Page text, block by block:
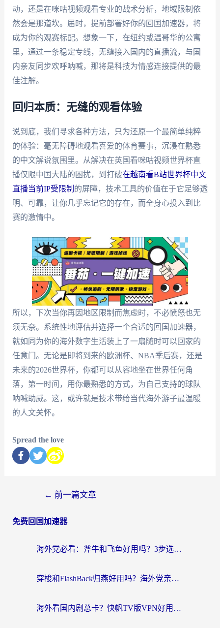
动，还是在咪咕视频观看专业的战术分析，地域限制依
然会是那道坎。届时，提前部署好你的回国加速器，将
成为你的观赛标配。想象一下，在纽约或温哥华的公寓
里，通过一条稳定专线，无缝接入国内的直播流，与国
内亲友同步欢呼呐喊，那将是科技为情感连接提供的最
佳注解。
回归本质：无缝的观看体验
说到底，我们寻求各种方法，只为还原一个最简单纯粹
的体验：毫无障碍地观看喜爱的体育赛事，沉浸在熟悉
的中文解说氛围里。从解决在英国看咪咕视频世界杯直
播仅限中国大陆的困扰，到打破在越南看B站世界杯中文
直播当前IP受限制 的屏障，技术工具的价值在于它足够透
明、可靠，让你几乎忘记它的存在，而全身心投入到比
赛的激情中。
所以，下次当你再因地区限制而焦虑时，不必愤怒也无
须无奈。系统性地评估并选择一个合适的回国加速器，
就如同为你的海外数字生活装上了一扇随时可以回家的
任意门。无论是即将到来的欧洲杯、NBA季后赛，还是
未来的2026世界杯，你都可以从容地坐在世界任何角
落，第一时间，用你最熟悉的方式，为自己支持的球队
呐喊助威。这，或许就是技术带给当代海外游子最温暖
的人文关怀。
Spread the love
← 前一篇文章
免费回国加速器
海外党必看：斧牛和飞鱼好用吗？3步选对回国加速器，无缝刷剧玩国服
穿梭和FlashBack归燕好用吗？海外党亲测3款热门回国加速器，教你选对不踩坑
海外看国内剧总卡？快帆TV版VPN好用吗？和快滚VPN对比哪个回国效果更好？